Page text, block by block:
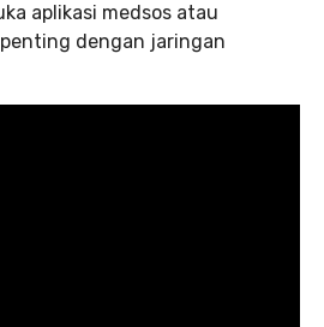
aplikasi medsos atau
dengan jaringan